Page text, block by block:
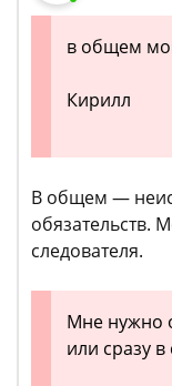
в общем
Кирилл
В общем —
обязательств.
следователя.
Мне нужно
или сразу в